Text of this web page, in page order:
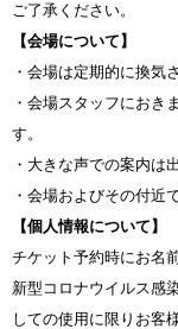
ご了承ください。
【会場について】
・会場は定期的に換気
・会場スタッフにおき
す。
・大きな声での案内は
・会場およびその付近
【個人情報について】
チケット予約時にお名
新型コロナウイルス感
しての使用に限りお客